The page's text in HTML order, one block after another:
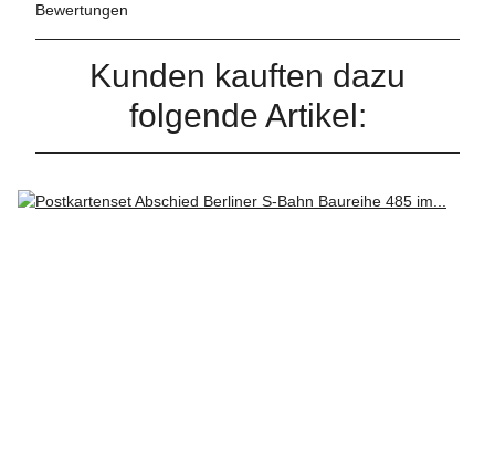
Bewertungen
Kunden kauften dazu
folgende Artikel: